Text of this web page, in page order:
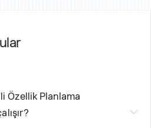
Özellik Planlama